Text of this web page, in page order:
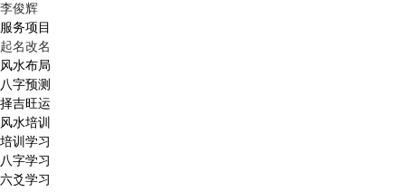
李俊辉
服务项目
起名改名
风水布局
八字预测
择吉旺运
风水培训
培训学习
八字学习
六爻学习